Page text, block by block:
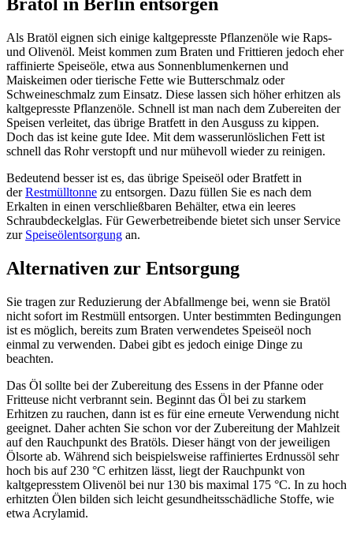
Als Bratöl eignen sich einige kaltgepresste Pflanzenöle wie Raps-
und Olivenöl. Meist kommen zum Braten und Frittieren jedoch eher
raffinierte Speiseöle, etwa aus Sonnenblumenkernen und
Maiskeimen oder tierische Fette wie Butterschmalz oder
Schweineschmalz zum Einsatz. Diese lassen sich höher erhitzen als
kaltgepresste Pflanzenöle. Schnell ist man nach dem Zubereiten der
Speisen verleitet, das übrige Bratfett in den Ausguss zu kippen.
Doch das ist keine gute Idee. Mit dem wasserunlöslichen Fett ist
schnell das Rohr verstopft und nur mühevoll wieder zu reinigen.
Bedeutend besser ist es, das übrige Speiseöl oder Bratfett in
derRestmülltonne zu entsorgen. Dazu füllen Sie es nach dem
Erkalten in einen verschließbaren Behälter, etwa ein leeres
Schraubdeckelglas. Für Gewerbetreibende bietet sich unser Service
zur Speiseölentsorgung an.
Alternativen zur Entsorgung
Sie tragen zur Reduzierung der Abfallmenge bei, wenn sie Bratöl
nicht sofort im Restmüll entsorgen. Unter bestimmten Bedingungen
ist es möglich, bereits zum Braten verwendetes Speiseöl noch
einmal zu verwenden. Dabei gibt es jedoch einige Dinge zu
beachten.
Das Öl sollte bei der Zubereitung des Essens in der Pfanne oder
Fritteuse nicht verbrannt sein. Beginnt das Öl bei zu starkem
Erhitzen zu rauchen, dann ist es für eine erneute Verwendung nicht
geeignet. Daher achten Sie schon vor der Zubereitung der Mahlzeit
auf den Rauchpunkt des Bratöls. Dieser hängt von der jeweiligen
Ölsorte ab. Während sich beispielsweise raffiniertes Erdnussöl sehr
hoch bis auf 230 °C erhitzen lässt, liegt der Rauchpunkt von
kaltgepresstem Olivenöl bei nur 130 bis maximal 175 °C. In zu hoch
erhitzten Ölen bilden sich leicht gesundheitsschädliche Stoffe, wie
etwa Acrylamid.